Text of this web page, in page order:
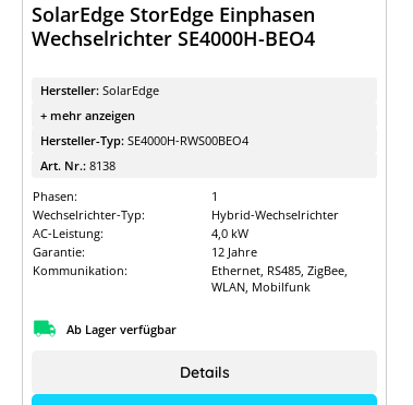
SolarEdge StorEdge Einphasen
Wechselrichter SE4000H-BEO4
Hersteller: SolarEdge
+ mehr anzeigen
Hersteller-Typ: SE4000H-RWS00BEO4
Art. Nr.: 8138
Phasen:
1
Wechselrichter-Typ:
Hybrid-Wechselrichter
AC-Leistung:
4,0 kW
Garantie:
12 Jahre
Kommunikation:
Ethernet, RS485, ZigBee,
WLAN, Mobilfunk
Ab Lager verfügbar
Details